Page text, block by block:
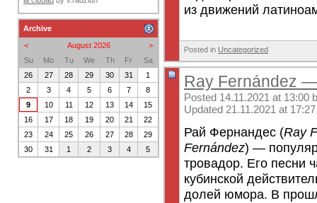
из движений
Posted in Uncategorized
Ray Fernández
Posted 14.11.2021 at 13:00
Updated 21.11.2021 at
Рай Фернандес (Ray
Fernández) —
тровадор. Его песни
кубинской
долей юмора. В
Archive
<
>
August 2026
Su
Mo Tu We Th Fr
Sa
26
27 28 29 30 31
1
2
3 4 5 6 7
8
9
10 11 12 13 14
15
16
17 18 19 20 21
22
23
24 25 26 27 28
29
30
31 1 2 3 4 5